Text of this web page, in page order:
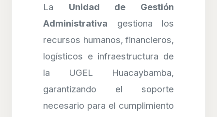
La Unidad de Gestión
Administrativa gestiona los
recursos humanos, financieros,
logísticos e infraestructura de
la UGEL Huacaybamba,
garantizando el soporte
necesario para el cumplimiento